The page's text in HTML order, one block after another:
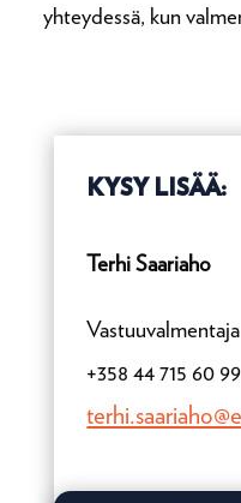
yhteydessä, kun
KYSY LISÄÄ:
Terhi Saariaho
Vastuuvalmentaja
+358 44 715 60 99